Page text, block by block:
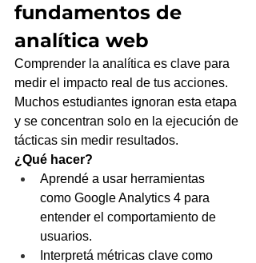
fundamentos de
analítica web
Comprender la analítica es clave para
medir el impacto real de tus acciones.
Muchos estudiantes ignoran esta etapa
y se concentran solo en la ejecución de
tácticas sin medir resultados.
¿Qué hacer?
Aprendé a usar herramientas
como Google Analytics 4 para
entender el comportamiento de
usuarios.
Interpretá métricas clave como